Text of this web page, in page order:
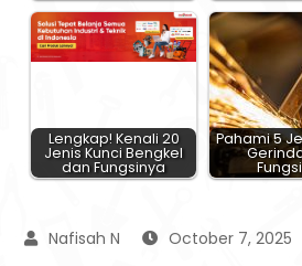
Lengkap! Kenali 20
Jenis Kunci Bengkel
dan Fungsinya
Pahami 5
October 7, 2025